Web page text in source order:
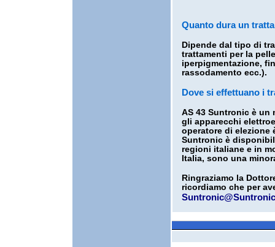
Quanto dura un
Dipende dal tipo di
trattamenti per la
iperpigmentazione,
rassodamento ecc.).
Dove si effettuano i
AS 43 Suntronic è un
gli apparecchi
operatore di elezione
Suntronic è
regioni italiane e in
Italia, sono una
Ringraziamo la
ricordiamo che per